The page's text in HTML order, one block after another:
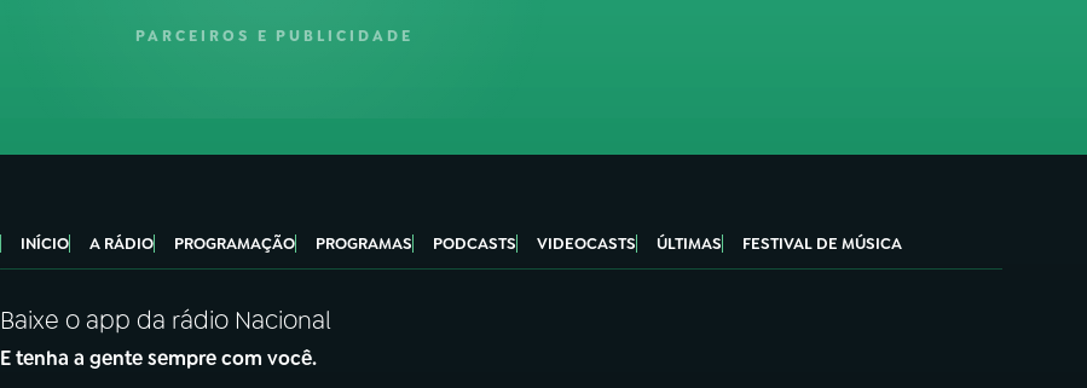
PARCEIROS E PUBLICIDADE
INÍCIO A RÁDIO PROGRAMAÇÃO PROGRAMAS PODCASTS VIDEOCASTS ÚLTIMAS FESTIVAL DE MÚSICA
Baixe o app da rádio Nacional
E tenha a gente sempre com você.